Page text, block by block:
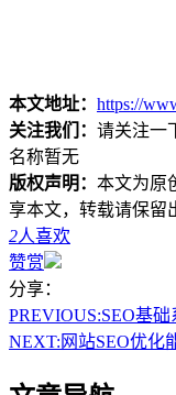
本文地址： https://
关注我们： 请关注一
名称暂无
版权声明： 本文为原
享本文，转载请保留
2人喜欢
赞赏
分享：
PREVIOUS:SEO基
NEXT: 网站SEO优化